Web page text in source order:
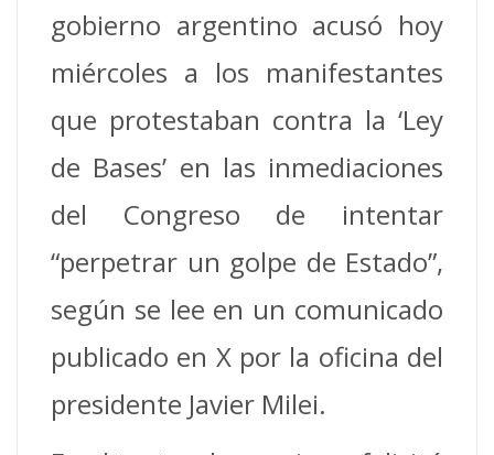
gobierno argentino acusó hoy
miércoles a los manifestantes
que protestaban contra la ‘Ley
de Bases’ en las inmediaciones
del Congreso de intentar
“perpetrar un golpe de Estado”,
según se lee en un comunicado
publicado en X por la oficina del
presidente Javier Milei.